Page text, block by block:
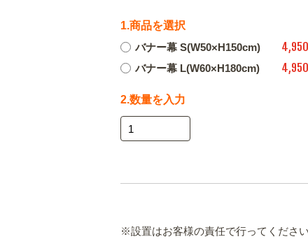
1.商品を選択
バナー幕 S(W50×H150cm)
4,950
バナー幕 L(W60×H180cm) 4,950
2.数量を入力
※設置はお客様の責任で行ってください